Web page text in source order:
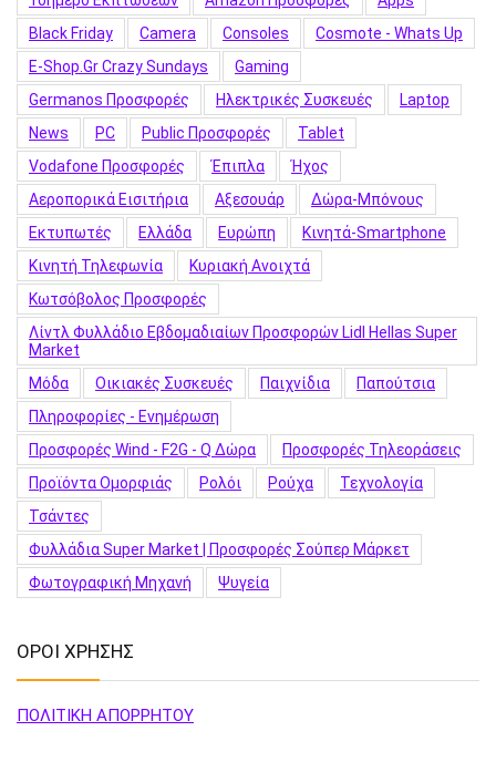
Black Friday
Camera Consoles
Cosmote - Whats Up
E-Shop.gr Crazy Sundays
Gaming
Germanos Προσφορές
Hλεκτρικές Συσκευές
Laptop
News
PC Public Προσφορές
Tablet
Vodafone Προσφορές
Έπιπλα
Ήχος
Αεροπορικά Εισιτήρια
Αξεσουάρ
Δώρα-Μπόνους
Εκτυπωτές
Ελλάδα Ευρώπη
Κινητά-Smartphone
Κινητή Τηλεφωνία
Κυριακή Ανοιχτά
Κωτσόβολος Προσφορές
Λίντλ Φυλλάδιο Εβδομαδιαίων Προσφορών Lidl Hellas Super
Market
Μόδα
Οικιακές Συσκευές Παιχνίδια
Παπούτσια
Πληροφορίες - Ενημέρωση
Προσφορές Wind - F2G - Q Δώρα
Προσφορές Τηλεοράσεις
Προϊόντα Ομορφιάς
Ρολόι Ρούχα
Τεχνολογία
Τσάντες
Φυλλάδια Super Market | Προσφορές Σούπερ Μάρκετ
Φωτογραφική Μηχανή
Ψυγεία
ΟΡΟΙ ΧΡΗΣΗΣ
ΠΟΛΙΤΙΚΗ ΑΠΟΡΡΗΤΟΥ